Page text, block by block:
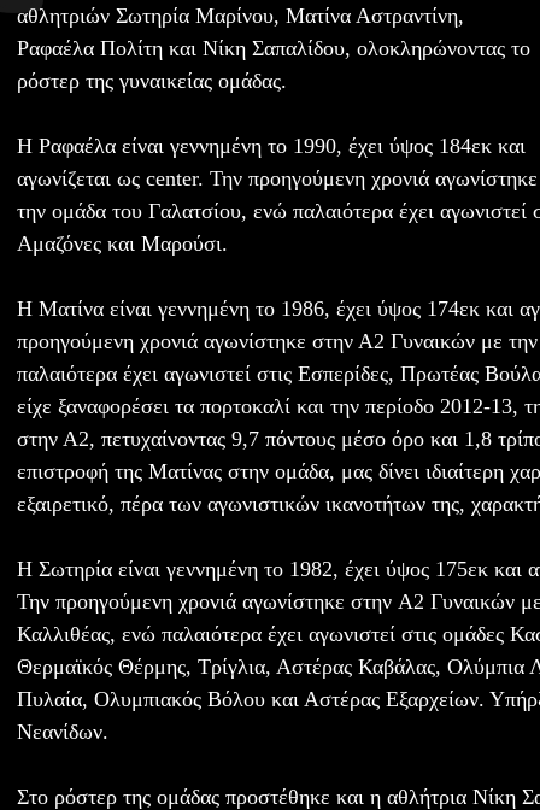
αθλητριών Σωτηρία Μαρίνου, Ματίνα Αστραντίνη,
Ραφαέλα Πολίτη και Νίκη Σαπαλίδου, ολοκληρώνοντας το
ρόστερ της γυναικείας ομάδας.
Η Ραφαέλα είναι γεννημένη το 1990, έχει ύψος 184εκ και
αγωνίζεται ως center. Την προηγούμενη χρονιά
την ομάδα του Γαλατσίου, ενώ παλαιότερα έχει
Αμαζόνες και Μαρούσι.
Η Ματίνα είναι γεννημένη το 1986, έχει ύψος 174εκ και
προηγούμενη χρονιά αγωνίστηκε στην Α2 Γυναικών με
παλαιότερα έχει αγωνιστεί στις Εσπερίδες, Πρωτέας
είχε ξαναφορέσει τα πορτοκαλί και την περίοδο 2012-13,
στην Α2, πετυχαίνοντας 9,7 πόντους μέσο όρο και 1,8
επιστροφή της Ματίνας στην ομάδα, μας δίνει ιδιαίτερη
εξαιρετικό, πέρα των αγωνιστικών ικανοτήτων της,
Η Σωτηρία είναι γεννημένη το 1982, έχει ύψος 175εκ και
Την προηγούμενη χρονιά αγωνίστηκε στην A2 Γυναικών
Καλλιθέας, ενώ παλαιότερα έχει αγωνιστεί στις ομάδες
Θερμαϊκός Θέρμης, Τρίγλια, Αστέρας Καβάλας, Ολύμπια
Πυλαία, Ολυμπιακός Βόλου και Αστέρας Εξαρχείων.
Νεανίδων.
Στο ρόστερ της ομάδας προστέθηκε και η αθλήτρια Νίκη